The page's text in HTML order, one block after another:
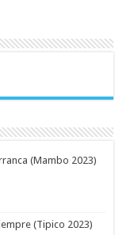
(Mambo 2023)
(Tipico 2023)